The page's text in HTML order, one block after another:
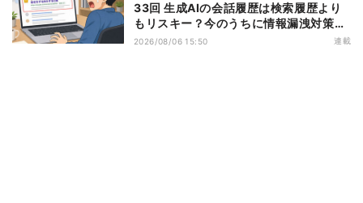
33回 生成AIの会話履歴は検索履歴より
もリスキー？今のうちに情報漏洩対策を
万全にしておこう
2026/08/06 15:50 連載